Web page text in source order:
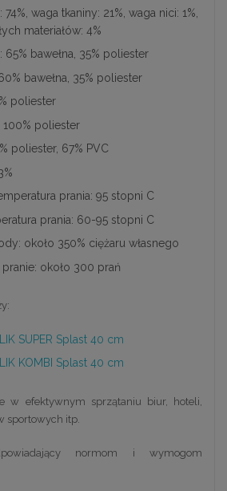
waga tkaniny: 21%, waga nici: 1%,
materiałów: 4%
65% bawełna, 35% poliester
bawełna, 35% poliester
poliester
100% poliester
poliester, 67% PVC
prania: 95 stopni C
prania: 60-95 stopni C
około 350% ciężaru własnego
około 300 prań
SUPER Splast 40 cm
KOMBI Splast 40 cm
w efektywnym sprzątaniu biur, hoteli,
sportowych itp.
normom i wymogom